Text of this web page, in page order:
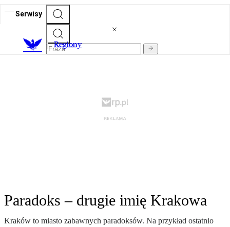
Serwisy
Regiony
Paradoks – drugie imię Krakowa
Kraków to miasto zabawnych paradoksów. Na przykład ostatnio